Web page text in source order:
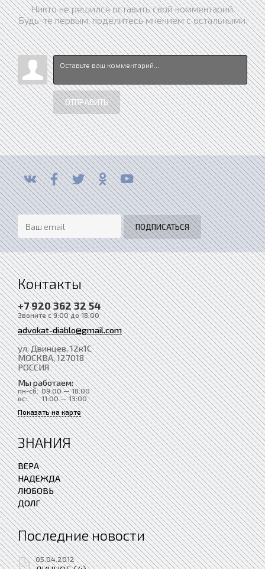
Никто не решился оставить свой комментарий.
Будь-те первым, поделитесь мнением с остальными.
ОТПРАВИТЬ
Контакты
+7 920 362 32 54
Звоните с 9:00 до 18:00
advokat-diablo@gmail.com
ул. Двинцев, 12к1С
МОСКВА, 127018
РОССИЯ
Мы работаем:
пн-сб: 09:00 — 18:00
вс:
11:00 — 13:00
Показать на карте
ЗНАНИЯ
ВЕРА
НАДЕЖДА
ЛЮБОВЬ
ДОЛГ
Последние новости
05.04.2012